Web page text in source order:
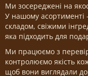
Ми зосереджені на
У нашому асортименті
складом, свіжими
яка підходить для
Ми працюємо з
контролюємо якість
щоб вони виглядали